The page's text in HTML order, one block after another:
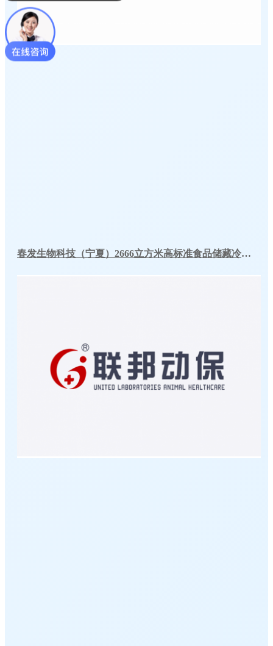
春发生物科技（宁夏）2666立方米高标准食品储藏冷库工程案例